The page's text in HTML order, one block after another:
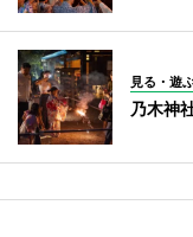
見る・遊
乃木神